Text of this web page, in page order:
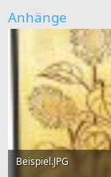
Anhänge
Beispiel.JPG